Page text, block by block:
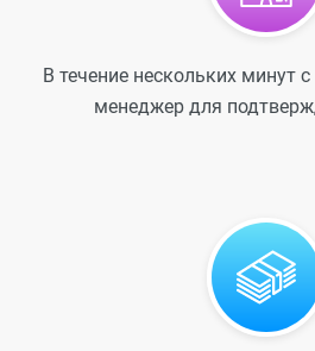
В течение нескольких минут
менеджер для